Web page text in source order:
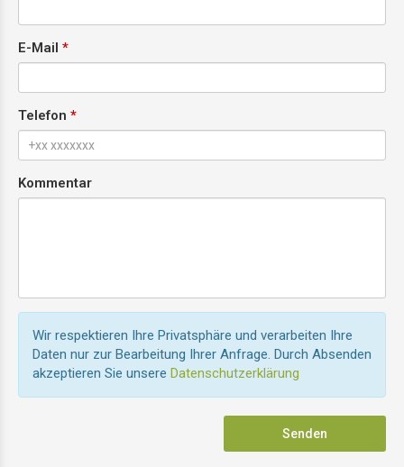
E-Mail
Telefon
Kommentar
Wir respektieren Ihre Privatsphäre und verarbeiten Ihre
Daten nur zur Bearbeitung Ihrer Anfrage. Durch Absenden
akzeptieren Sie unsere Datenschutzerklärung